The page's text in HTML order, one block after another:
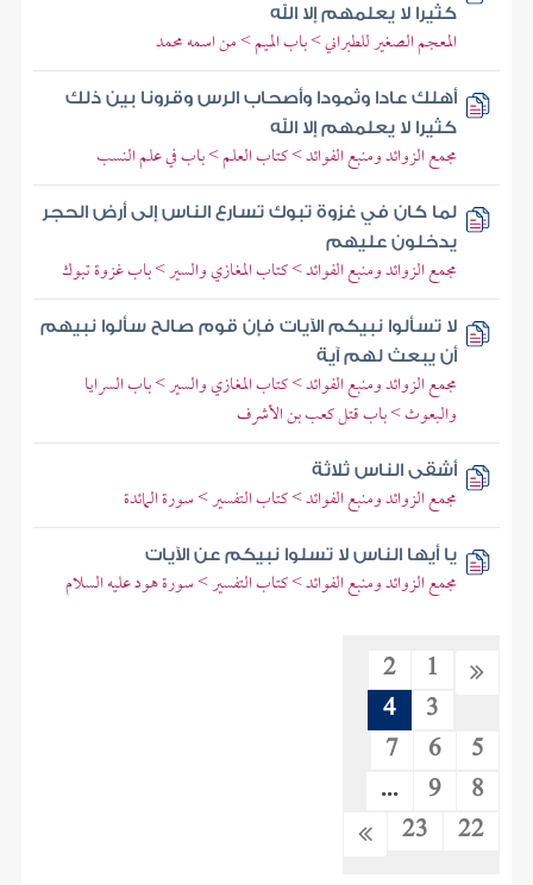
كثيرا لا يعلمهم إلا الله
المعجم الصغير للطبراني > باب الميم > من اسمه محمد
أهلك عادا وثمودا وأصحاب الرس وقرونا بين ذلك
كثيرا لا يعلمهم إلا الله
مجمع الزوائد ومنبع الفوائد > كتاب العلم > باب في علم النسب
لما كان في غزوة تبوك تسارع الناس إلى أرض الحجر
يدخلون عليهم
مجمع الزوائد ومنبع الفوائد > كتاب المغازي والسير > باب غزوة تبوك
لا تسألوا نبيكم الآيات فإن قوم صالح سألوا نبيهم
أن يبعث لهم آية
مجمع الزوائد ومنبع الفوائد > كتاب المغازي والسير > باب السرايا
والبعوث > باب قتل كعب بن الأشرف
أشقى الناس ثلاثة
مجمع الزوائد ومنبع الفوائد > كتاب التفسير > سورة المائدة
يا أيها الناس لا تسلوا نبيكم عن الآيات
مجمع الزوائد ومنبع الفوائد > كتاب التفسير > سورة هود عليه السلام
1
2
3
4
5
6
7
8
9
...
22
23